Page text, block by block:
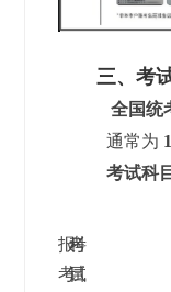
三、考
全国统考
通常为
考试科目
报
考
科
目
考
试